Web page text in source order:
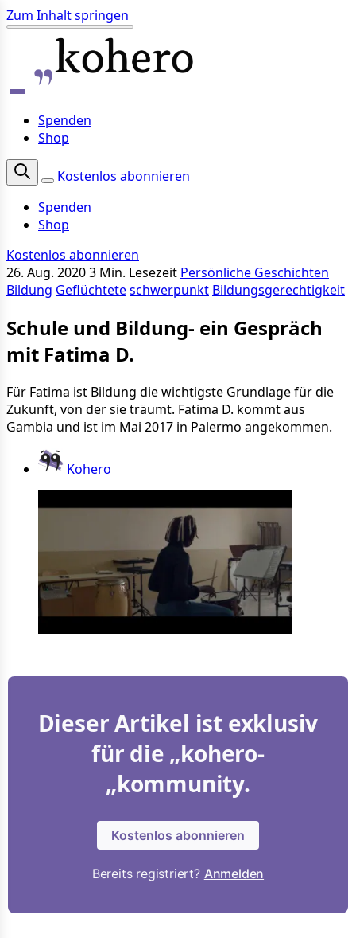
Zum Inhalt springen
Spenden
Shop
Kostenlos abonnieren
Spenden
Shop
Kostenlos abonnieren
26. Aug. 20203 Min. Lesezeit Persönliche Geschichten
Bildung Geflüchteteschwerpunkt Bildungsgerechtigkeit
Schule und Bildung- ein Gespräch
mit Fatima D.
Für Fatima ist Bildung die wichtigste Grundlage für die
Zukunft, von der sie träumt. Fatima D. kommt aus
Gambia und ist im Mai 2017 in Palermo angekommen.
Kohero
Dieser Artikel ist exklusiv
für die „kohero-
„kommunity.
Kostenlos abonnieren
Bereits registriert? Anmelden